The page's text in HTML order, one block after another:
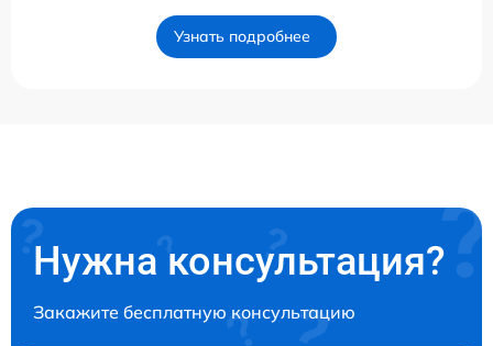
Узнать подробнее
Нужна консультация?
Закажите бесплатную консультацию